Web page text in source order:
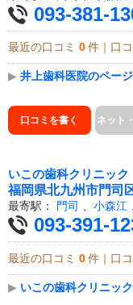
093-381-
最近の口コミ 0 件｜口
▶ 井上歯科医院のペー
口コミを書く ネット
いこの歯科クリニック
福岡県北九州市門司
最寄駅： 門司 、 小森江
093-391-
最近の口コミ 0 件｜口
▶ いこの歯科クリニッ